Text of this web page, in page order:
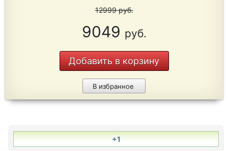
12999руб.
9049 руб.
Добавить в корзину
В избранное
+1